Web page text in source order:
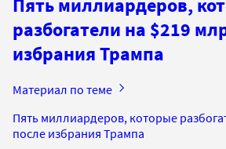
Пять миллиардеров,
разбогатели на $219
избрания Трампа
Материал по теме
Пять миллиардеров, которые
после избрания Трампа